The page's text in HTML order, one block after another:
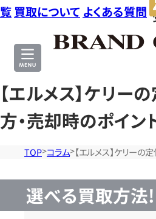
覧 買取について よくある質問
【エルメス】ケリー
方・売却時のポイ
TOP コラム 【エルメス】ケリーの
選べる買取方法!